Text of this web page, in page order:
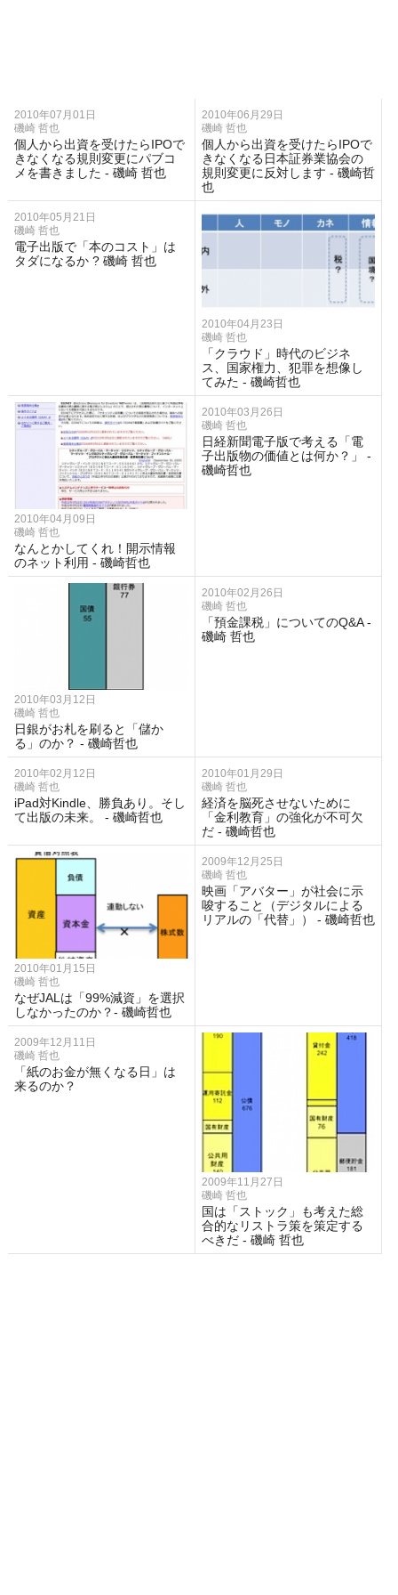
2010年07月01日
磯崎 哲也
個人から出資を受けたらIPOで
きなくなる規則変更にパブコ
メを書きました - 磯崎 哲也
2010年06月29日
磯崎 哲也
個人から出資を受けたらIPOで
きなくなる日本証券業協会の
規則変更に反対します - 磯崎哲
也
2010年05月21日
磯崎 哲也
電子出版で「本のコスト」は
タダになるか ? 磯崎 哲也
2010年04月23日
磯崎 哲也
「クラウド」時代のビジネ
ス、国家権力、犯罪を想像し
てみた - 磯崎哲也
2010年04月09日
磯崎 哲也
なんとかしてくれ！開示情報
のネット利用 - 磯崎哲也
2010年03月26日
磯崎 哲也
日経新聞電子版で考える「電
子出版物の価値とは何か？」 -
磯崎哲也
2010年03月12日
磯崎 哲也
日銀がお札を刷ると「儲か
る」のか？ - 磯崎哲也
2010年02月26日
磯崎 哲也
「預金課税」についてのQ&A -
磯崎 哲也
2010年02月12日
磯崎 哲也
iPad対Kindle、勝負あり。そし
て出版の未来。 - 磯崎哲也
2010年01月29日
磯崎 哲也
経済を脳死させないために
「金利教育」の強化が不可欠
だ - 磯崎哲也
2010年01月15日
磯崎 哲也
なぜJALは「99%減資」を選択
しなかったのか？- 磯崎哲也
2009年12月25日
磯崎 哲也
映画「アバター」が社会に示
唆すること（デジタルによる
リアルの「代替」） - 磯崎哲也
2009年12月11日
磯崎 哲也
「紙のお金が無くなる日」は
来るのか？
2009年11月27日
磯崎 哲也
国は「ストック」も考えた総
合的なリストラ策を策定する
べきだ - 磯崎 哲也